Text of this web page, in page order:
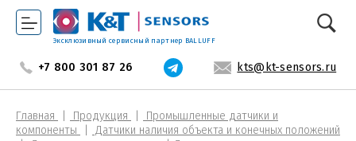
Эксклюзивный сервисный партнер BALLUFF
+7 800 301 87 26 kts@kt-sensors.ru
Главная Продукция
Промышленные датчики и
компоненты
Датчики наличия объекта и конечных положений